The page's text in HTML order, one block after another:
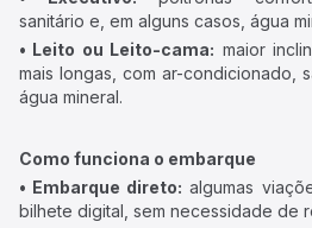
sanitário e, em alguns casos, água
• Leito ou Leito-cama: maior
mais longas, com ar-condicionado,
água mineral.
Como funciona o embarque
• Embarque direto: algumas
bilhete digital, sem necessidade de